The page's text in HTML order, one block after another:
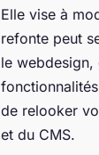
Elle vise à
refonte peut
le webdesign,
de relooker
et du CMS.